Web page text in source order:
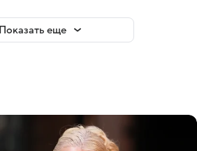
Показать еще